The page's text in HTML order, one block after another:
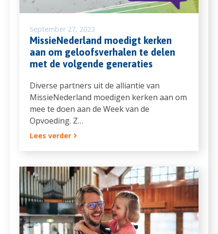
September 27, 2023
MissieNederland moedigt kerken
aan om geloofsverhalen te delen
met de volgende generaties
Diverse partners uit de alliantie van
MissieNederland moedigen kerken aan om
mee te doen aan de Week van de
Opvoeding. Z…
Lees verder